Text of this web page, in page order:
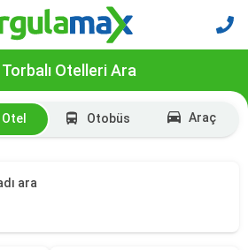
Otelleri Ara
Otel Otobüs Araç
ara